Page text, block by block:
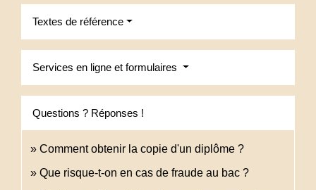
Textes de référence
Services en ligne et formulaires
Questions ? Réponses !
Comment obtenir la copie d'un diplôme ?
Que risque-t-on en cas de fraude au bac ?